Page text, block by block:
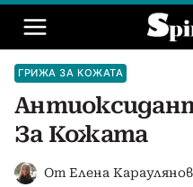
Към
съдържанието
ГРИЖА ЗА КОЖАТА
За Кожата
От Елена